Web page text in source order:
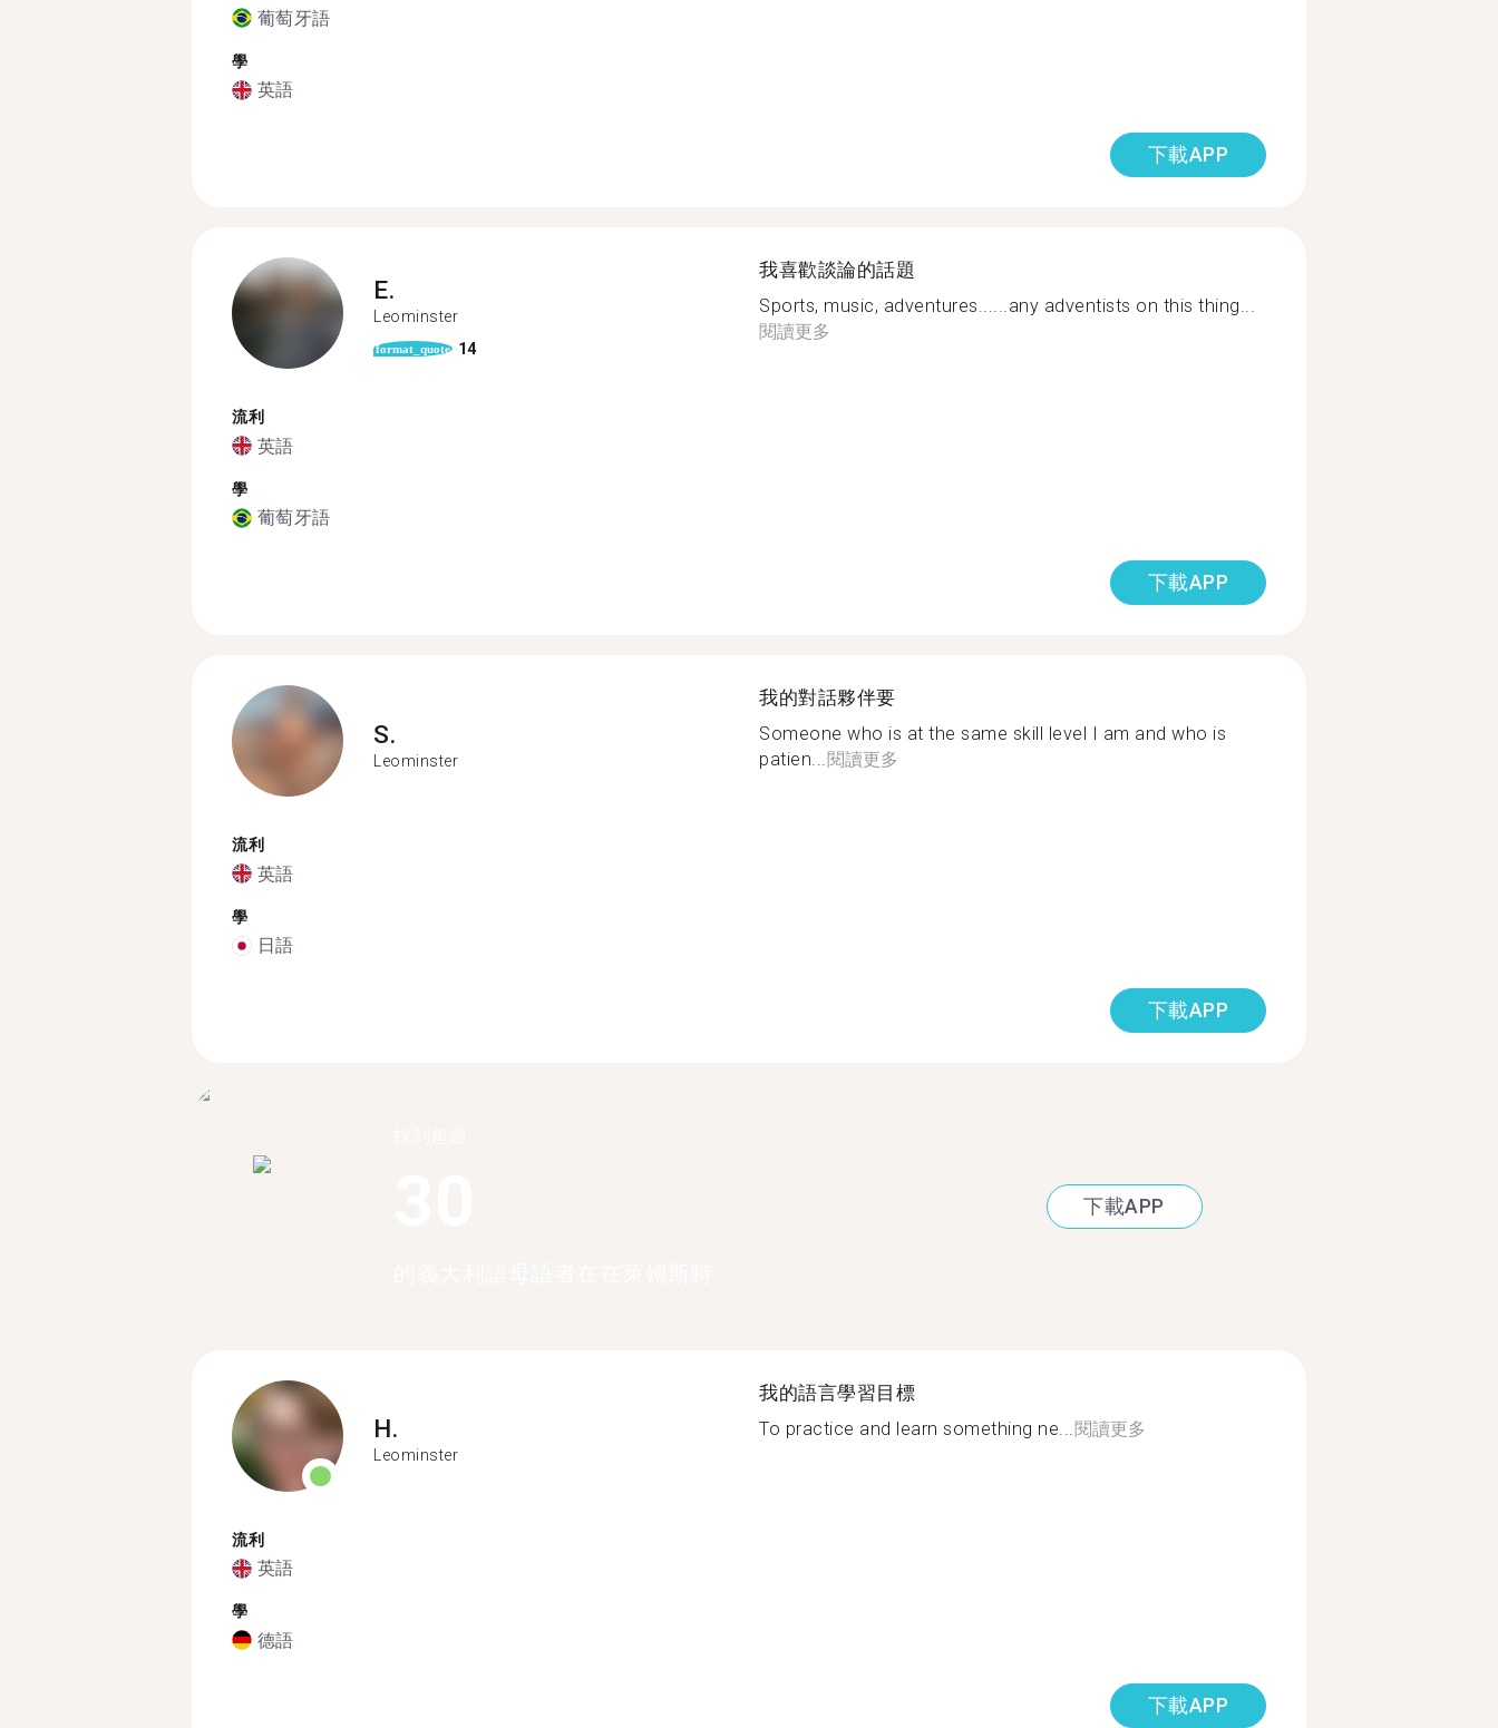
葡萄牙語
學
英語
下載APP
E.
Leominster
format_quote 14
流利
英語
學
葡萄牙語
我喜歡談論的話題
Sports, music, adventures......any adventists on this thing...
閱讀更多
下載APP
S.
Leominster
流利
英語
學
日語
我的對話夥伴要
Someone who is at the same skill level I am and who is
patien...閱讀更多
下載APP
下載APP
H.
Leominster
流利
英語
學
德語
我的語言學習目標
To practice and learn something ne... 閱讀更多
下載APP